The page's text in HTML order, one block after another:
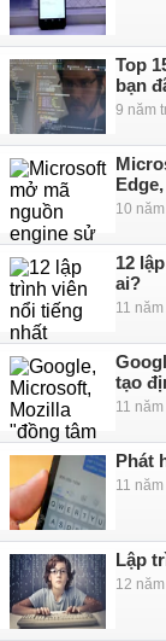
Top
bạn
9 năm
10
12
ai?
11
tạo
11
Phát
11
Lập
12